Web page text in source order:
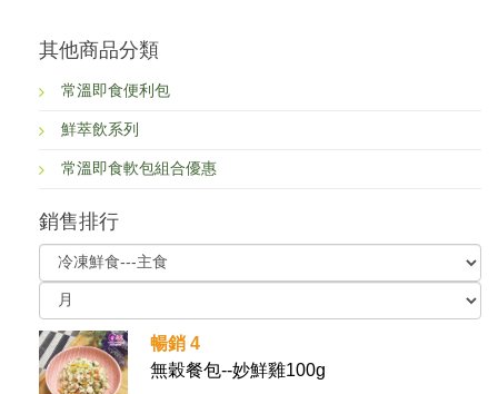
其他商品分類
常溫即食便利包
鮮萃飲系列
常溫即食軟包組合優惠
銷售排行
暢銷 4
無穀餐包--妙鮮雞100g